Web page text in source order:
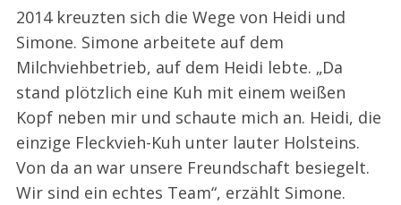
2014 kreuzten sich die Wege von Heidi und
Simone. Simone arbeitete auf dem
Milchviehbetrieb, auf dem Heidi lebte. „Da
stand plötzlich eine Kuh mit einem weißen
Kopf neben mir und schaute mich an. Heidi, die
einzige Fleckvieh-Kuh unter lauter Holsteins.
Von da an war unsere Freundschaft besiegelt.
Wir sind ein echtes Team“, erzählt Simone.